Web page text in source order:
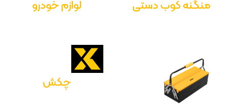
منگنه کوب دستی لوازم خودرو
چکش